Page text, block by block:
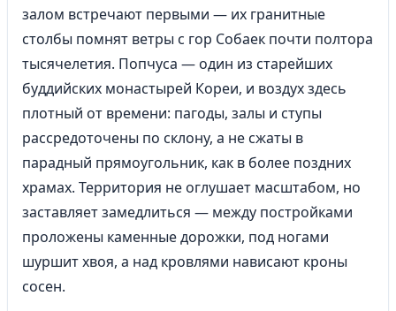
залом встречают первыми — их гранитные
столбы помнят ветры с гор Собаек почти полтора
тысячелетия. Попчуса — один из старейших
буддийских монастырей Кореи, и воздух здесь
плотный от времени: пагоды, залы и ступы
рассредоточены по склону, а не сжаты в
парадный прямоугольник, как в более поздних
храмах. Территория не оглушает масштабом, но
заставляет замедлиться — между постройками
проложены каменные дорожки, под ногами
шуршит хвоя, а над кровлями нависают кроны
сосен.